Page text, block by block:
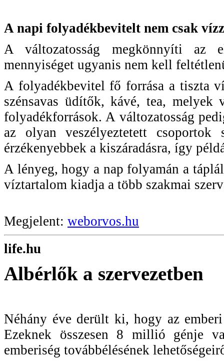
A napi folyadékbevitelt nem csak
A változatosság megkönnyíti az
mennyiséget ugyanis nem kell
A folyadékbevitel fő forrása a tiszta
szénsavas üdítők, kávé, tea, melyek
folyadékforrások. A változatosság
az olyan veszélyeztetett csoportok
érzékenyebbek a kiszáradásra, így
A lényeg, hogy a nap folyamán a
víztartalom kiadja a több szakmai
Megjelent: weborvos.hu
life.hu
Albérlők a szervezetben
Néhány éve derült ki, hogy az
Ezeknek összesen 8 millió génje
emberiség továbbélésének